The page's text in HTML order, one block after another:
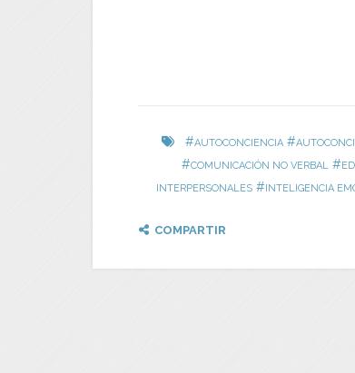
#AUTOCONCIENCIA #
#COMUNICACIÓN NO VERBAL #
INTERPERSONALES#INTELIGENCIA
COMPARTIR